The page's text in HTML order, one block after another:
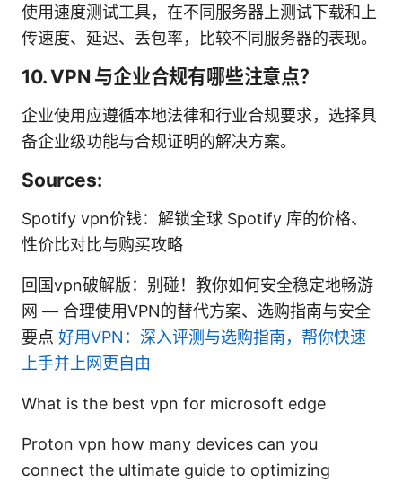
使用速度测试工具，在不同服务器上测试下载和上
传速度、延迟、丢包率，比较不同服务器的表现。
10. VPN 与企业合规有哪些注意点？
企业使用应遵循本地法律和行业合规要求，选择具
备企业级功能与合规证明的解决方案。
Sources:
Spotify vpn价钱：解锁全球 Spotify 库的价格、
性价比对比与购买攻略
回国vpn破解版：别碰！教你如何安全稳定地畅游
网 — 合理使用VPN的替代方案、选购指南与安全
要点 好用VPN：深入评测与选购指南，帮你快速
上手并上网更自由
What is the best vpn for microsoft edge
Proton vpn how many devices can you
connect the ultimate guide to optimizing